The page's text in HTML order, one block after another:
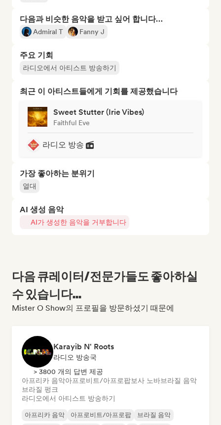
다음과 비슷한 음악을 받고 싶어 합니다…
Admiral T Fanny J
주요 기회
라디오에서 아티스트 방송하기
최근 이 아티스트들에게 기회를 제공했습니다
Sweet Stutter (Irie Vibes)
Faithful Eve
라디오 방송
가장 좋아하는 분위기
열대
AI 생성 음악
AI가 생성한 음악을 거부합니다
다음 큐레이터/전문가들도 좋아하실
수 있습니다...
Mister O Show의 프로필을 방문하셨기 때문에
Karayib N' Roots
라디오 방송국
> 3800 개의 답변 제공
아프리카 음악아프로비트/아프로팝보사 노바브라질 음악
브라질 펑크
라디오에서 아티스트 방송하기
아프리카 음악 아프로비트/아프로팝
브라질 음악